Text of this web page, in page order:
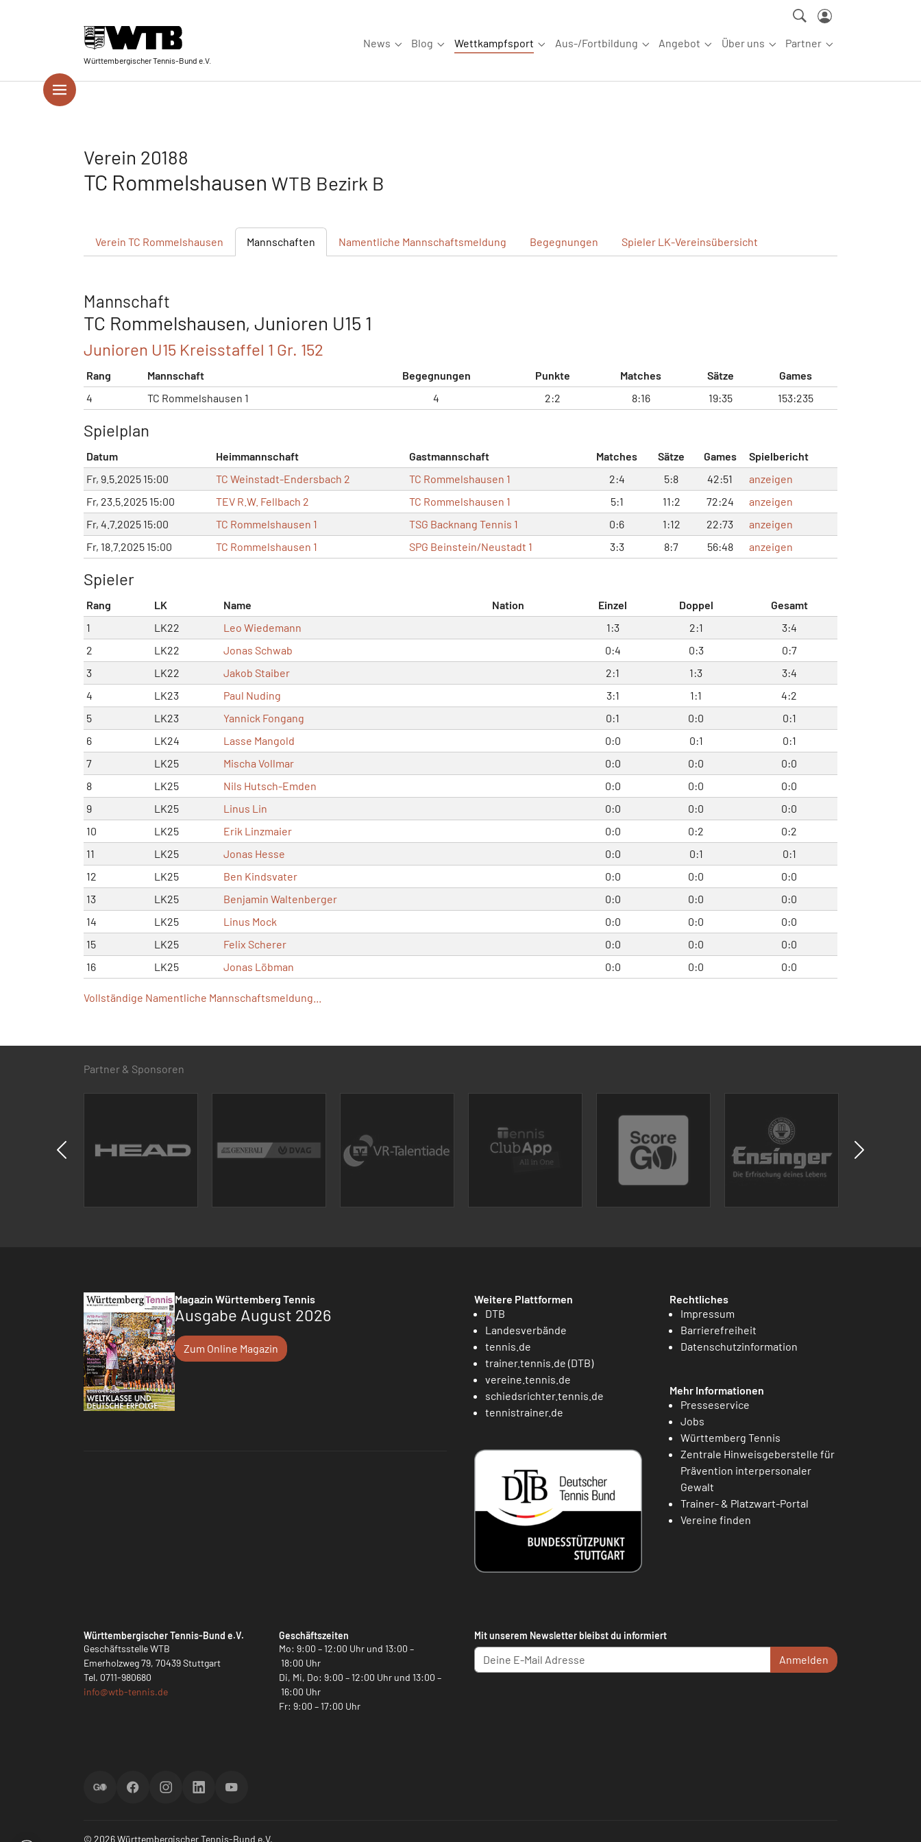
Württembergischer Tennis-Bund e.V.
News
Submenu for "News"
Blog
Submenu for "Blog"
Wettkampfsport
Submenu for "Wettkampfsport"
Aus-/Fortbildung
Submenu for "Aus-/Fortbildung"
Angebot
Submenu for "Angebot"
Über uns
Submenu for "Über uns"
Partner
Submenu for
Verein 20188
TC Rommelshausen WTB Bezirk B
Verein TC Rommelshausen Mannschaften Namentliche Mannschaftsmeldung Begegnungen Spieler LK-Vereinsübersicht
Mannschaft
TC Rommelshausen, Junioren U15 1
Junioren U15 Kreisstaffel 1 Gr. 152
Rang Mannschaft Begegnungen Punkte Matches Sätze
Games
4
TC Rommelshausen 1 4 2:2 8:16 19:35 153:235
Spielplan
Datum Heimmannschaft Gastmannschaft Matches Sätze Games
Spielbericht
Fr, 9.5.2025 15:00
TC Weinstadt-Endersbach 2 TC Rommelshausen 1 2:4 5:8 42:51
anzeigen
Fr, 23.5.2025 15:00
TEV R.W. Fellbach 2 TC Rommelshausen 1 5:1 11:2 72:24
anzeigen
Fr, 4.7.2025 15:00
TC Rommelshausen 1 TSG Backnang Tennis 1 0:6 1:12 22:73
anzeigen
Fr, 18.7.2025 15:00
TC Rommelshausen 1 SPG Beinstein/Neustadt 1 3:3 8:7 56:48 anzeigen
Spieler
Rang LK Name Nation Einzel Doppel
Gesamt
1
LK22 Leo Wiedemann 1:3 2:1
3:4
2
LK22 Jonas Schwab 0:4 0:3
0:7
3
LK22 Jakob Staiber 2:1 1:3
3:4
4
LK23 Paul Nuding 3:1 1:1
4:2
5
LK23 Yannick Fongang 0:1 0:0
0:1
6
LK24 Lasse Mangold 0:0 0:1
0:1
7
LK25 Mischa Vollmar 0:0 0:0
0:0
8
LK25 Nils Hutsch-Emden 0:0 0:0
0:0
9
LK25 Linus Lin 0:0 0:0
0:0
10
LK25 Erik Linzmaier 0:0 0:2
0:2
11
LK25 Jonas Hesse 0:0 0:1
0:1
12
LK25 Ben Kindsvater 0:0 0:0
0:0
13
LK25 Benjamin Waltenberger 0:0 0:0
0:0
14
LK25 Linus Mock 0:0 0:0
0:0
15
LK25 Felix Scherer 0:0 0:0
0:0
16
LK25 Jonas Löbman 0:0 0:0 0:0
Vollständige Namentliche Mannschaftsmeldung...
Partner & Sponsoren
Magazin Württemberg Tennis
Ausgabe August 2026
Zum Online Magazin
Weitere Plattformen
DTB
Landesverbände
tennis.de
trainer.tennis.de (DTB)
vereine.tennis.de
schiedsrichter.tennis.de
tennistrainer.de
Rechtliches
Impressum
Barrierefreiheit
Datenschutzinformation
Mehr Informationen
Presseservice
Jobs
Württemberg Tennis
Zentrale Hinweisgeberstelle für
Prävention interpersonaler
Gewalt
Trainer- & Platzwart-Portal
Vereine finden
Württembergischer Tennis-Bund e.V.
Geschäftsstelle WTB
Emerholzweg 79, 70439 Stuttgart
Tel. 0711-980680
info@wtb-tennis.de
Geschäftszeiten
Mo: 9:00 – 12:00 Uhr und 13:00 –
18:00 Uhr
Di, Mi, Do: 9:00 – 12:00 Uhr und 13:00 –
16:00 Uhr
Fr: 9:00 – 17:00 Uhr
Mit unserem Newsletter bleibst du informiert
Anmelden
ScoreGOFacebookInstagramLinkedInYouTube
© 2026 Württembergischer Tennis-Bund e.V.